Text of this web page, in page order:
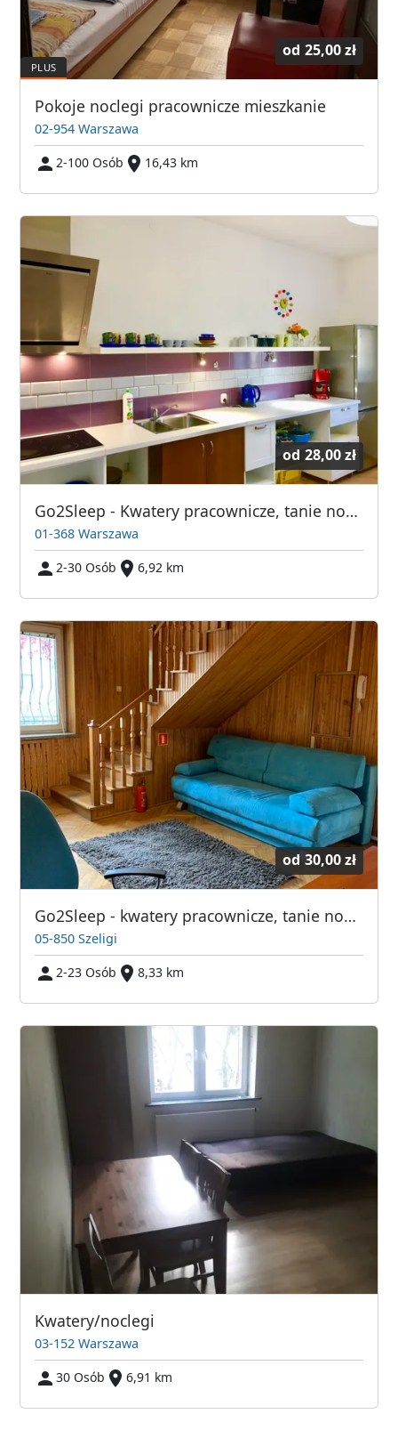
od 25,00 zł
Pokoje noclegi pracownicze mieszkanie
02-954 Warszawa
2-100 Osób
16,43 km
od 28,00 zł
Go2Sleep - Kwatery pracownicze, tanie noclegi Warszawa
01-368 Warszawa
2-30 Osób
6,92 km
od 30,00 zł
Go2Sleep - kwatery pracownicze, tanie noclegi dla pracowników Szeligi, Warszawa
05-850 Szeligi
2-23 Osób
8,33 km
Kwatery/noclegi
03-152 Warszawa
30 Osób
6,91 km